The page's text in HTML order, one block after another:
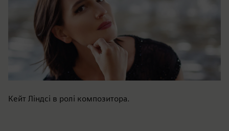
Кейт Ліндсі в ролі композитора.